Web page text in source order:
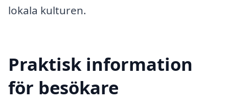
lokala kulturen.
Praktisk information
för besökare